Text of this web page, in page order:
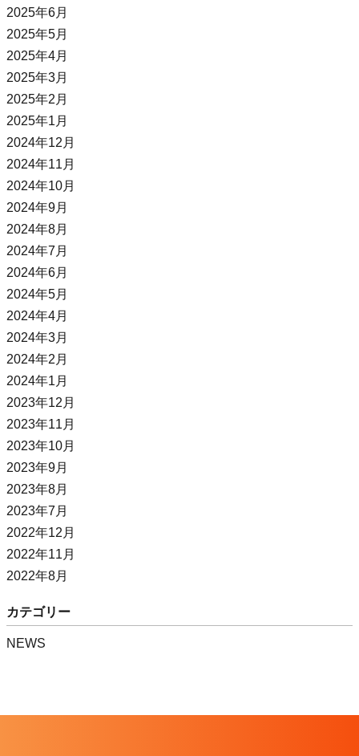
2025年6月
2025年5月
2025年4月
2025年3月
2025年2月
2025年1月
2024年12月
2024年11月
2024年10月
2024年9月
2024年8月
2024年7月
2024年6月
2024年5月
2024年4月
2024年3月
2024年2月
2024年1月
2023年12月
2023年11月
2023年10月
2023年9月
2023年8月
2023年7月
2022年12月
2022年11月
2022年8月
カテゴリー
NEWS